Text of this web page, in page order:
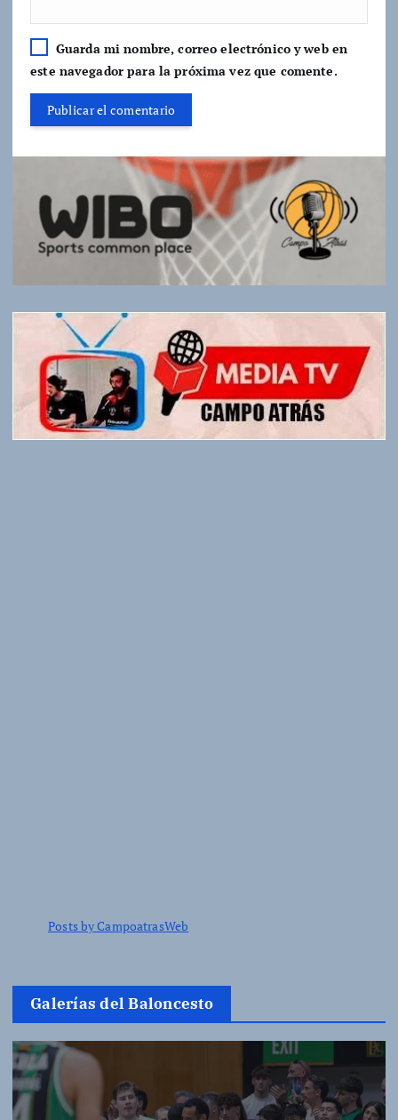
Guarda mi nombre, correo electrónico y web en
este navegador para la próxima vez que comente.
Posts by CampoatrasWeb
Galerías del Baloncesto